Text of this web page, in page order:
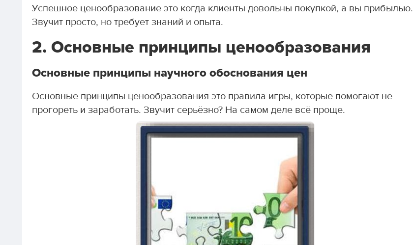
Успешное ценообразование это когда клиенты довольны покупкой, а вы прибылью.
Звучит просто, но требует знаний и опыта.
2. Основные принципы ценообразования
Основные принципы научного обоснования цен
Основные принципы ценообразования это правила игры, которые помогают не
прогореть и заработать. Звучит серьёзно? На самом деле всё проще.